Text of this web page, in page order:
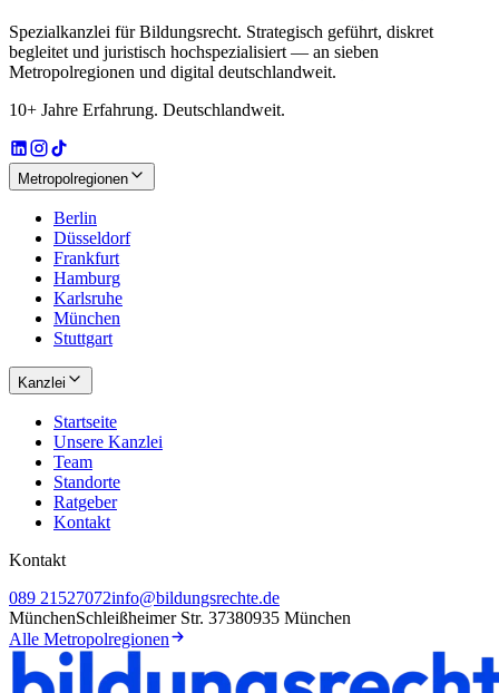
Spezialkanzlei für Bildungsrecht. Strategisch geführt, diskret
begleitet und juristisch hochspezialisiert — an sieben
Metropolregionen und digital deutschlandweit.
10+ Jahre Erfahrung. Deutschlandweit.
Metropolregionen
Berlin
Düsseldorf
Frankfurt
Hamburg
Karlsruhe
München
Stuttgart
Kanzlei
Startseite
Unsere Kanzlei
Team
Standorte
Ratgeber
Kontakt
Kontakt
089 21527072info@bildungsrechte.de
MünchenSchleißheimer Str. 37380935 München
Alle Metropolregionen